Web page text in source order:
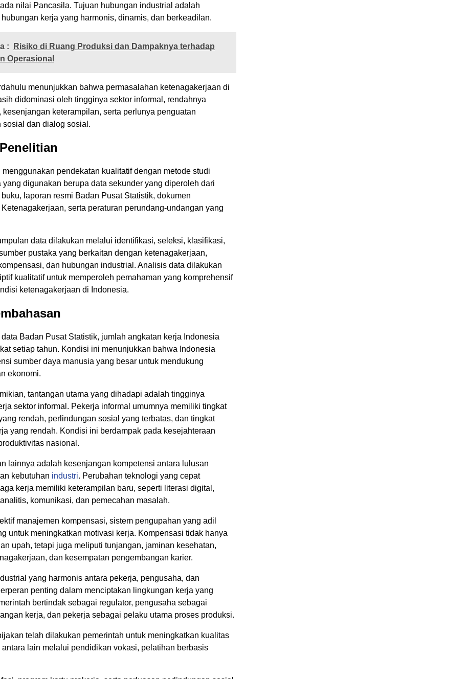
nilai Pancasila. Tujuan hubungan industrial adalah
kerja yang harmonis, dinamis, dan berkeadilan.
:
Risiko di Ruang Produksi dan Dampaknya terhadap
Operasional
menunjukkan bahwa permasalahan ketenagakerjaan di
didominasi oleh tingginya sektor informal, rendahnya
kesenjangan keterampilan, serta perlunya penguatan
sosial dan dialog sosial.
menggunakan pendekatan kualitatif dengan metode studi
yang digunakan berupa data sekunder yang diperoleh dari
laporan resmi Badan Pusat Statistik, dokumen
serta peraturan perundang-undangan yang
data dilakukan melalui identifikasi, seleksi, klasifikasi,
pustaka yang berkaitan dengan ketenagakerjaan,
dan hubungan industrial. Analisis data dilakukan
kualitatif untuk memperoleh pemahaman yang komprehensif
ketenagakerjaan di Indonesia.
Badan Pusat Statistik, jumlah angkatan kerja Indonesia
setiap tahun. Kondisi ini menunjukkan bahwa Indonesia
sumber daya manusia yang besar untuk mendukung
ekonomi.
tantangan utama yang dihadapi adalah tingginya
sektor informal. Pekerja informal umumnya memiliki tingkat
rendah, perlindungan sosial yang terbatas, dan tingkat
yang rendah. Kondisi ini berdampak pada kesejahteraan
nasional.
lainnya adalah kesenjangan kompetensi antara lulusan
kebutuhan industri. Perubahan teknologi yang cepat
kerja memiliki keterampilan baru, seperti literasi digital,
komunikasi, dan pemecahan masalah.
manajemen kompensasi, sistem pengupahan yang adil
untuk meningkatkan motivasi kerja. Kompensasi tidak hanya
upah, tetapi juga meliputi tunjangan, jaminan kesehatan,
dan kesempatan pengembangan karier.
yang harmonis antara pekerja, pengusaha, dan
penting dalam menciptakan lingkungan kerja yang
bertindak sebagai regulator, pengusaha sebagai
kerja, dan pekerja sebagai pelaku utama proses produksi.
telah dilakukan pemerintah untuk meningkatkan kualitas
antara lain melalui pendidikan vokasi, pelatihan berbasis